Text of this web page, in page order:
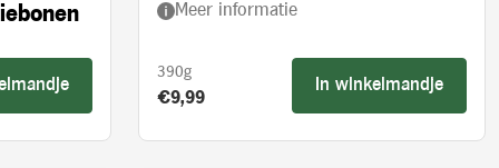
ovengedroogde tomaten
Meer informatie
390g
Product prijs:
€9,99
In winkelmandje